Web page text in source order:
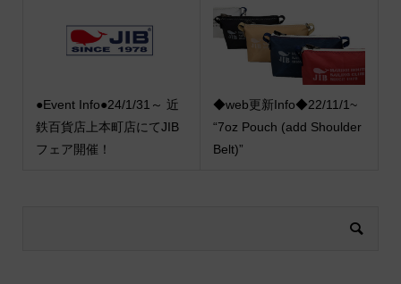
●Event Info●24/1/31～ 近
鉄百貨店上本町店にてJIB
フェア開催！
◆web更新Info◆22/11/1~
“7oz Pouch (add Shoulder
Belt)”